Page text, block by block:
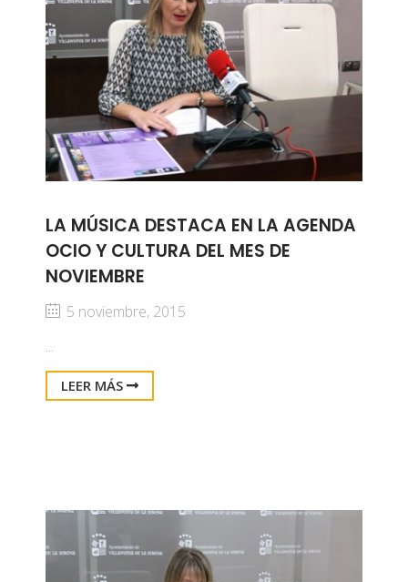
LA MÚSICA DESTACA EN LA AGENDA
OCIO Y CULTURA DEL MES DE
NOVIEMBRE
5 noviembre, 2015
...
LEER MÁS